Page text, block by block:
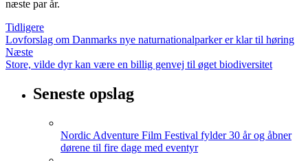
næste par år.
Tidligere
Lovforslag om Danmarks nye naturnationalparker er klar til høring
Næste
Store, vilde dyr kan være en billig genvej til øget biodiversitet
Seneste opslag
Nordic Adventure Film Festival fylder 30 år og åbner
dørene til fire dage med eventyr